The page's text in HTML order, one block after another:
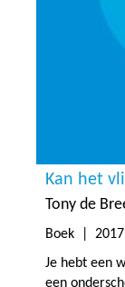
Kan het
Tony de
Boek | 2017
Je hebt een
een